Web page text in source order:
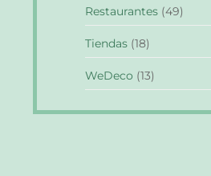
Restaurantes (49)
Tiendas (18)
WeDeco (13)